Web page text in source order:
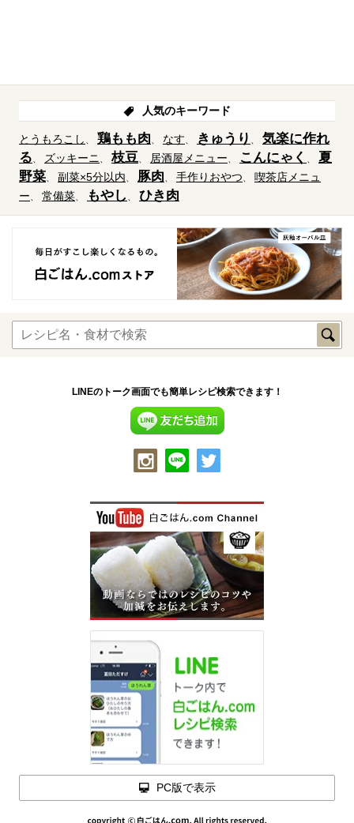
人気のキーワード
とうもろこし 鶏もも肉 なす きゅうり
気楽に作れ
る
ズッキーニ 枝豆 居酒屋メニュー こんにゃく
夏
野菜
副菜×5分以内 豚肉 手作りおやつ
喫茶店メニュ
ー
常備菜 もやし ひき肉
LINEのトーク画面でも簡単レシピ検索できます！
PC版で表示